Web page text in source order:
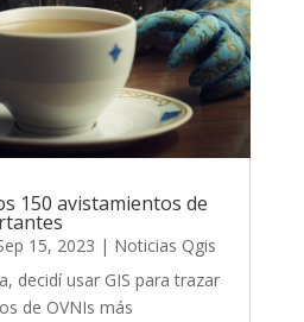
150 avistamientos de
15, 2023 | Noticias Qgis
decidí usar GIS para trazar
de OVNIs más